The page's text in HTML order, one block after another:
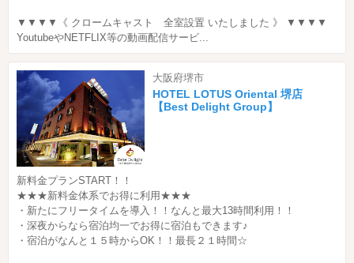
▼▼▼▼《 クロームキャスト 全室設置 いたしました 》 ▼▼▼▼
YoutubeやNETFLIX等の動画配信サービ...
大阪府堺市
HOTEL LOTUS Oriental 堺店
【Best Delight Group】
新料金プランSTART！！
★★★新料金体系でお得に利用★★★
・新たにフリータイムを導入！！なんと最大13時間利用！！
・深夜からなら宿泊均一でお得に宿泊もできます♪
・宿泊がなんと１５時からOK！！最長２１時間☆